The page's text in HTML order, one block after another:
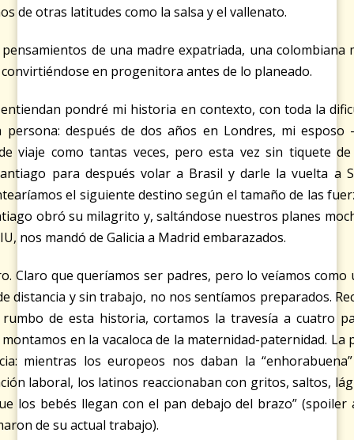
de otras latitudes como la salsa y el vallenato.
de una madre expatriada, una colombiana
en progenitora antes de lo planeado.
pondré mi historia en contexto, con toda la
después de dos años en Londres, mi esposo
viaje como tantas veces, pero esta vez sin tiquete de
para después volar a Brasil y darle la vuelta a
el siguiente destino según el tamaño de las
obró su milagrito y, saltándose nuestros planes
nos mandó de Galicia a Madrid embarazados.
Claro que queríamos ser padres, pero lo veíamos como
distancia y sin trabajo, no nos sentíamos preparados.
de esta historia, cortamos la travesía a cuatro
en la vacaloca de la maternidad-paternidad.
mientras los europeos nos daban la
laboral, los latinos reaccionaban con gritos, saltos,
los bebés llegan con el pan debajo del brazo”
de su actual trabajo).